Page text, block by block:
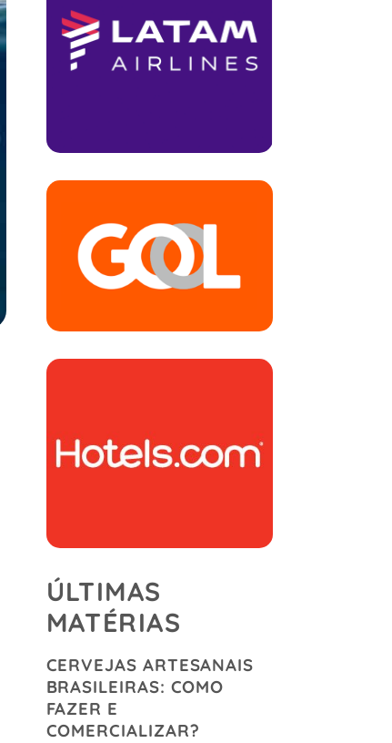
ÚLTIMAS
MATÉRIAS
CERVEJAS ARTESANAIS
BRASILEIRAS: COMO
FAZER E
COMERCIALIZAR?